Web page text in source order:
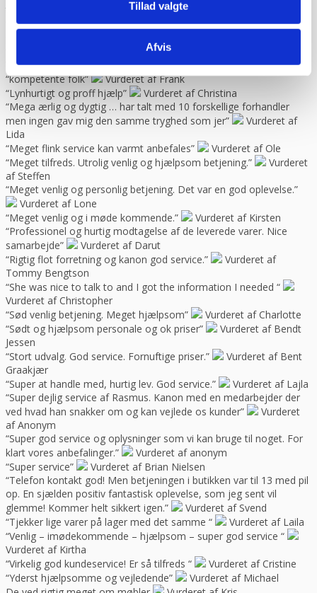
Tillad valgte
Afvis
Vurderet af Adem
“Jeg har brugt jer før og altid en god service!”
Vurderet af
“Kom hurtigt og er præcis det jeg bestilte. Pakket forsvarligt”
Vurderet af Ani Hof
“kompetente folk”
Vurderet af Frank
“Lynhurtigt og proff hjælp”
Vurderet af Christina
“Mega ærlig og dygtig … har talt med 10 forskellige forhandler
men ingen gav mig den samme tryghed som jer”
Vurderet af
Lida
“Meget flink service kan varmt anbefales”
Vurderet af Ole
“Meget tilfreds. Utrolig venlig og hjælpsom betjening.”
Vurderet
af Steffen
“Meget venlig og personlig betjening. Det var en god oplevelse.”
Vurderet af Lone
“Meget venlig og i møde kommende.”
Vurderet af Kirsten
“Professionel og hurtig modtagelse af de leverede varer. Nice
samarbejde”
Vurderet af Darut
“Rigtig flot forretning og kanon god service.”
Vurderet af
Tommy Bengtson
“She was nice to talk to and I got the information I needed “
Vurderet af Christopher
“Sød venlig betjening. Meget hjælpsom”
Vurderet af Charlotte
“Sødt og hjælpsom personale og ok priser”
Vurderet af Bendt
Jessen
“Stort udvalg. God service. Fornuftige priser.”
Vurderet af Bent
Graakjær
“Super at handle med, hurtig lev. God service.”
Vurderet af Lajla
“Super dejlig service af Rasmus. Kanon med en medarbejder der
ved hvad han snakker om og kan vejlede os kunder”
Vurderet
af Anonym
“Super god service og oplysninger som vi kan bruge til noget. For
klart vores anbefalinger.”
Vurderet af anonym
“Super service”
Vurderet af Brian Nielsen
“Telefon kontakt god! Men betjeningen i butikken var til 13 med pil
op. En sjælden positiv fantastisk oplevelse, som jeg sent vil
glemme! Kommer helt sikkert igen.”
Vurderet af Svend
“Tjekker lige varer på lager med det samme “
Vurderet af Laila
“Venlig – imødekommende – hjælpsom – super god service “
Vurderet af Kirtha
“Virkelig god kundeservice! Er så tilfreds “
Vurderet af Cristine
“Yderst hjælpsomme og vejledende”
Vurderet af Michael